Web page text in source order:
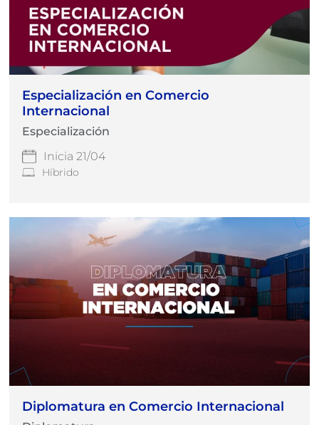
Especialización en Comercio
Internacional
Especialización
Inicia 21/04
Híbrido
Diplomatura en Comercio Internacional